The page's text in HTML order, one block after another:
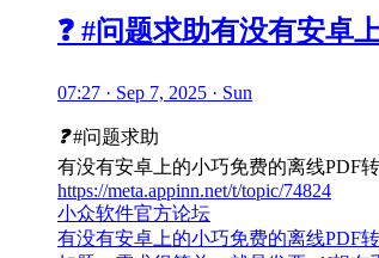
❓ #问题求助有没有安卓
07:27 · Sep 7, 2025 · Sun
❓#问题求助
有没有安卓上的小巧免费的离线PDF
https://meta.appinn.net/t/topic/74824
小众软件官方论坛
有没有安卓上的小巧免费的离线PDF